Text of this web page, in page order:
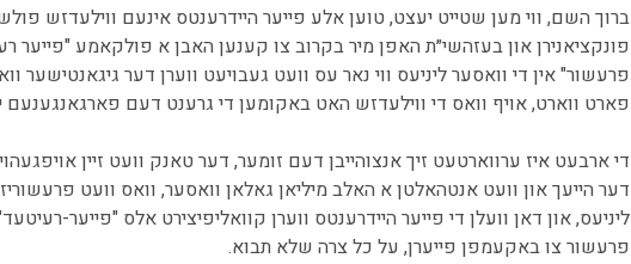
ברוך השם, ווי מען שטייט יעצט, טוען אלע פייער היידרענטס אינעם ווילעדזש
פרעשור" אין די וואסער ליניעס ווי נאר עס וועט געבויעט ווערן דער גיגאנטישער
פארט ווארט, אויף וואס די ווילעדזש האט באקומען די גרענט דעם פארגאנגענעם
דער הייעך און וועט אנטהאלטן א האלב מיליאן גאלאן וואסער, וואס וועט
ליניעס, און דאן וועלן די פייער היידרענטס ווערן קוואליפיצירט אלס "פייער-
פרעשור צו באקעמפן פייערן, על כל צרה שלא תבוא.